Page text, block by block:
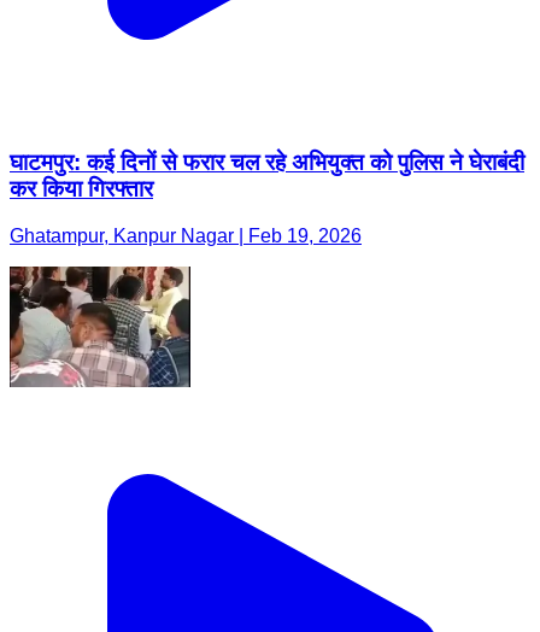
घाटमपुर: कई दिनों से फरार चल रहे अभियुक्त को पुलिस ने घेराबंदी
कर किया गिरफ्तार
Ghatampur, Kanpur Nagar | Feb 19, 2026